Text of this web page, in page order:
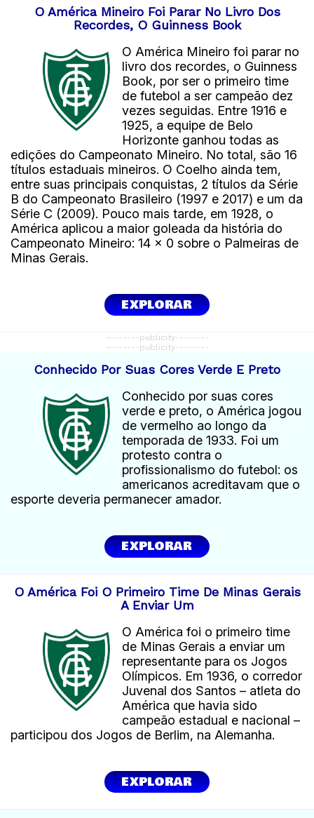
O América Mineiro Foi Parar No Livro Dos
Recordes, O Guinness Book
O América Mineiro foi parar no
livro dos recordes, o Guinness
Book, por ser o primeiro time
de futebol a ser campeão dez
vezes seguidas. Entre 1916 e
1925, a equipe de Belo
Horizonte ganhou todas as
edições do Campeonato Mineiro. No total, são 16
títulos estaduais mineiros. O Coelho ainda tem,
entre suas principais conquistas, 2 títulos da Série
B do Campeonato Brasileiro (1997 e 2017) e um da
Série C (2009). Pouco mais tarde, em 1928, o
América aplicou a maior goleada da história do
Campeonato Mineiro: 14 x 0 sobre o Palmeiras de
Minas Gerais.
EXPLORAR
--------publicity--------
--------publicity--------
Conhecido Por Suas Cores Verde E Preto
Conhecido por suas cores
verde e preto, o América jogou
de vermelho ao longo da
temporada de 1933. Foi um
protesto contra o
profissionalismo do futebol: os
americanos acreditavam que o
esporte deveria permanecer amador.
EXPLORAR
O América Foi O Primeiro Time De Minas Gerais
A Enviar Um
O América foi o primeiro time
de Minas Gerais a enviar um
representante para os Jogos
Olímpicos. Em 1936, o corredor
Juvenal dos Santos – atleta do
América que havia sido
campeão estadual e nacional –
participou dos Jogos de Berlim, na Alemanha.
EXPLORAR